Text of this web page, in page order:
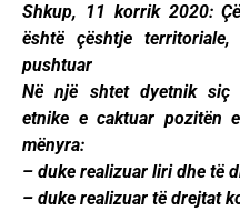
Shkup, 11 korrik 2020:
është çështje
pushtuar
Në një shtet dyetnik siç
etnike e caktuar pozitën
mënyra:
– duke realizuar liri dhe të
– duke realizuar të drejtat